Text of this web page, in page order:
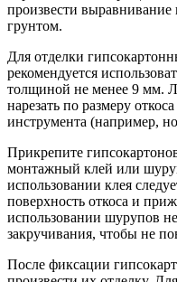
произвести
грунтом.
Для отделки
рекомендуется
толщиной не менее 9 мм.
нарезать по размеру
инструмента (например,
Прикрепите
монтажный клей или
использовании клея
поверхность откоса и
использовании шурупов
закручивания, чтобы не
После фиксации